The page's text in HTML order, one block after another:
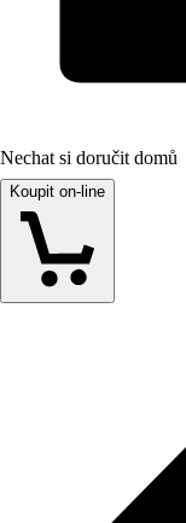
Nechat si doručit domů
Koupit on-line